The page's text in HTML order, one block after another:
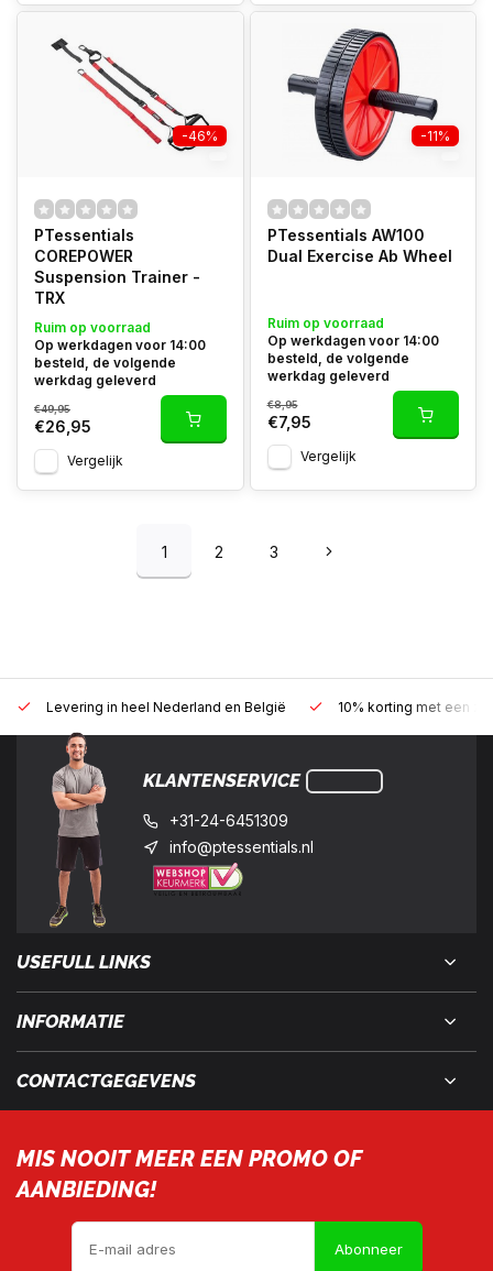
-46%
PTessentials
COREPOWER
Suspension Trainer -
TRX
Ruim op voorraad
Op werkdagen voor 14:00
besteld, de volgende
werkdag geleverd
€49,95
€26,95
Vergelijk
-11%
PTessentials AW100
Dual Exercise Ab Wheel
Ruim op voorraad
Op werkdagen voor 14:00
besteld, de volgende
werkdag geleverd
€8,95
€7,95
Vergelijk
1 2 3
Levering in heel Nederland en België 10% korting met een
KLANTENSERVICE
+31-24-6451309
info@ptessentials.nl
USEFULL LINKS
INFORMATIE
CONTACTGEGEVENS
MIS NOOIT MEER EEN PROMO OF
AANBIEDING!
Abonneer